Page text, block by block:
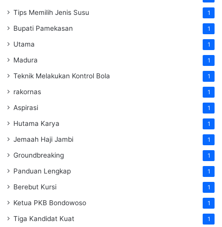
Tips Memilih Jenis Susu 1
Bupati Pamekasan 1
Utama 1
Madura 1
Teknik Melakukan Kontrol Bola 1
rakornas 1
Aspirasi 1
Hutama Karya 1
Jemaah Haji Jambi 1
Groundbreaking 1
Panduan Lengkap 1
Berebut Kursi 1
Ketua PKB Bondowoso 1
Tiga Kandidat Kuat 1